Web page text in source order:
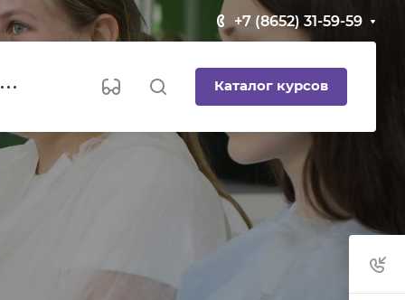
+7 (8652) 31-59-59
Каталог курсов